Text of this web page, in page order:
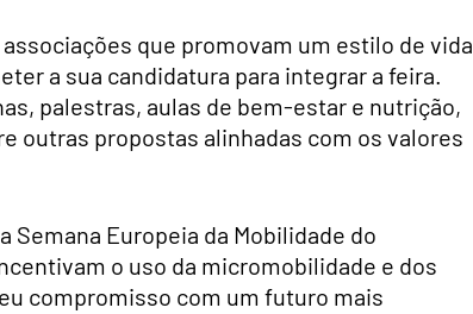
que promovam um estilo de vida
a sua candidatura para integrar a feira.
palestras, aulas de bem-estar e nutrição,
outras propostas alinhadas com os valores
Semana Europeia da Mobilidade do
o uso da micromobilidade e dos
compromisso com um futuro mais